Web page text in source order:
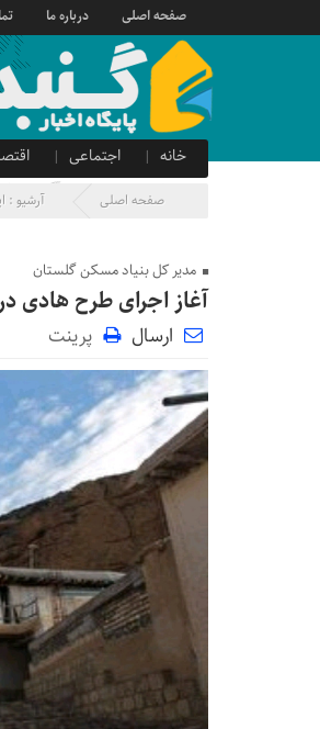
صفحه اصلی درباره ما
خانه اجتماعی
صدای شهروند
آگهی صفحه اصلی آرشیو :
مدیر کل بنیاد مسکن گلستان
آغاز اجرای طرح هادی در ۷۸ درصد از روستا‌های
ارسال پرینت